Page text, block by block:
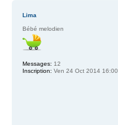
Lima
Bébé melodien
Messages: 12
Inscription: Ven 24 Oct 2014 16:00